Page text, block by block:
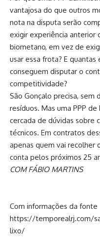
vantajosa do que outros
nota na disputa serão
exigir experiência anterior
biometano, em vez de
usar essa frota? E
conseguem disputar o
competitividade?
São Gonçalo precisa, sem
resíduos. Mas uma PPP
cercada de dúvidas sobre
técnicos. Em contratos
apenas quem vai recolher
conta pelos próximos 25
COM FÁBIO MARTINS
Com informações da fonte
https://temporealrj.com/
lixo/